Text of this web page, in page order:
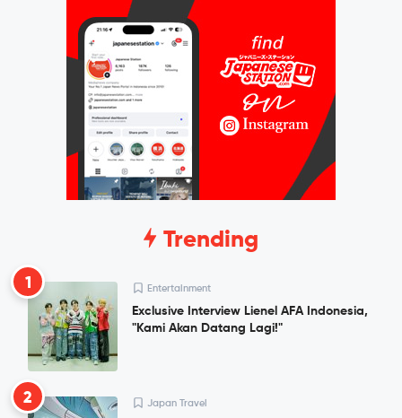
Trending
1 Entertainment
Exclusive Interview Lienel AFA Indonesia,
"Kami Akan Datang Lagi!"
2 Japan Travel